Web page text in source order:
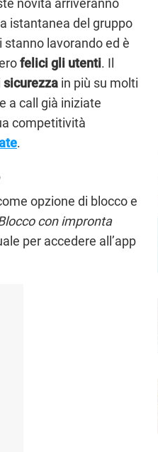
novità arriveranno
istantanea del gruppo
stanno lavorando ed è
felici gli utenti. Il
sicurezza in più su molti
a call già iniziate
competitività
.
opzione di blocco e
con impronta
per accedere all’app